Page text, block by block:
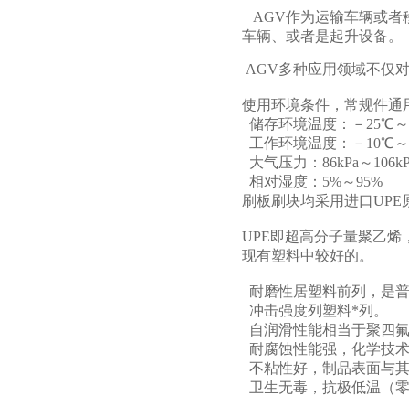
AGV作为运输车辆或者
车辆、或者是起升设备。
AGV多种应用领域不仅
使用环境条件，常规件通
储存环境温度：－25℃
工作环境温度：－10℃
大气压力：86kPa～
相对湿度：5%～95%
刷板刷块均采用进口UPE
UPE即超高分子量聚乙
现有塑料中较好的。
耐磨性居塑料前列，是
冲击强度列塑料*列。
自润滑性能相当于聚四
耐腐蚀性能强，化学技
不粘性好，制品表面与
卫生无毒，抗极低温（